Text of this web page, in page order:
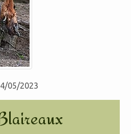
05/2023